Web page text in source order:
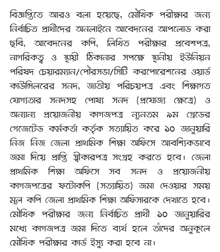
বিজ্ঞপ্তিতে আরও বলা হয়েছে, মৌখিক পরীক্ষার জন্য
নির্বাচিত প্রার্থীদের অনলাইনে আবেদনের আপলোড করা
ছবি, আবেদনের কপি, লিখিত পরীক্ষার প্রবেশপত্র,
নাগরিকত্ব ও স্থায়ী ঠিকানার সপক্ষে স্থানীয় ইউনিয়ন
পরিষদ চেয়ারম্যান/পৌরসভা/সিটি করপোরেশনের ওয়ার্ড
কাউন্সিলরের সনদ, জাতীয় পরিচয়পত্র এবং শিক্ষাগত
যোগ্যতার সনদসহ পোষ্য সনদ (প্রযোজ্য ক্ষেত্রে) ও
অন্যান্য প্রয়োজনীয় কাগজপত্র ন্যূনতম ৯ম গ্রেডের
গেজেটেড কর্মকর্তা কর্তৃক সত্যায়িত করে ১০ জানুয়ারি
নিজ নিজ জেলা প্রাথমিক শিক্ষা অফিসে আবশ্যিকভাবে
জমা দিয়ে প্রাপ্তি স্বীকারপত্র সংগ্রহ করতে হবে। জেলা
প্রাথমিক শিক্ষা অফিসে সব সনদ ও প্রয়োজনীয়
কাগজপত্রের ফটোকপি (সত্যায়িত) জমা দেওয়ার সময়
মূল কপি জেলা প্রাথমিক শিক্ষা অফিসারকে দেখাতে হবে।
মৌখিক পরীক্ষার জন্য নির্বাচিত প্রার্থী ১০ জানুয়ারির
মধ্যে কাগজপত্র জমা দিতে ব্যর্থ হলে তাঁদের অনুকূলে
মৌখিক পরীক্ষার কার্ড ইস্যু করা হবে না।